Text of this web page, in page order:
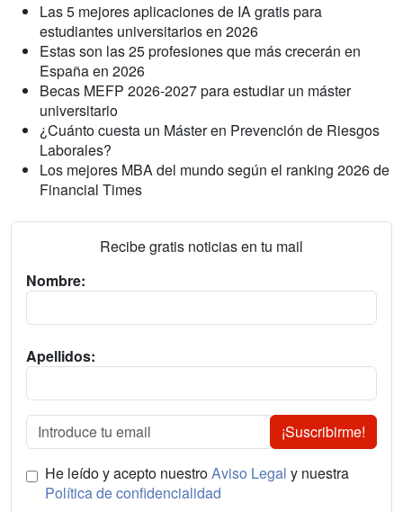
Las 5 mejores aplicaciones de IA gratis para
estudiantes universitarios en 2026
Estas son las 25 profesiones que más crecerán en
España en 2026
Becas MEFP 2026-2027 para estudiar un máster
universitario
¿Cuánto cuesta un Máster en Prevención de Riesgos
Laborales?
Los mejores MBA del mundo según el ranking 2026 de
Financial Times
Recibe gratis noticias en tu mail
Nombre:
Apellidos:
¡Suscribirme!
He leído y acepto nuestroAviso Legal y nuestra
Política de confidencialidad